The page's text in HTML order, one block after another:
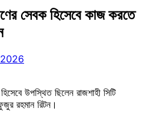
সেবক হিসেবে কাজ করতে
উপস্থিত ছিলেন রাজশাহী সিটি
রহমান রিটন।